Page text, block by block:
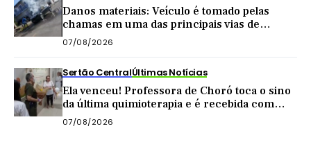
Danos materiais: Veículo é tomado pelas
chamas em uma das principais vias de
Quixadá
07/08/2026
Sertão CentralÚltimas Notícias
Ela venceu! Professora de Choró toca o sino
da última quimioterapia e é recebida com
carreata
07/08/2026